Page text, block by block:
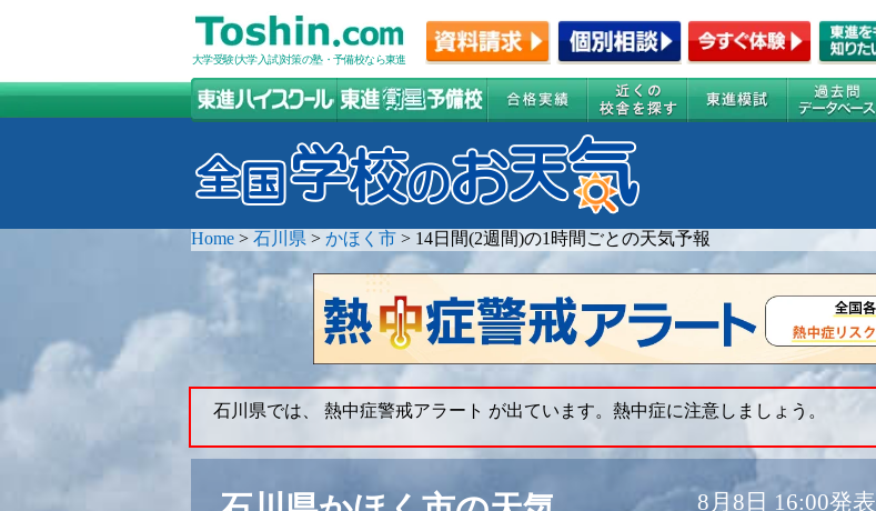
大学受験(大学入試)対策の塾・予備校なら東進
Home > 石川県 > かほく市 > 14日間(2週間)の1時間ごとの天気予報
石川県では、 熱中症警戒アラート が出ています。熱中症に注意しましょう。
8月8日 16:00発表